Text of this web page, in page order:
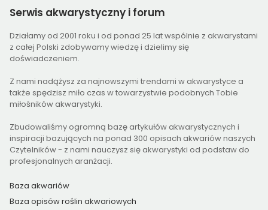
Serwis akwarystyczny i forum
Działamy od 2001 roku i od ponad 25 lat wspólnie z akwarystami
z całej Polski zdobywamy wiedzę i dzielimy się
doświadczeniem.
Z nami nadążysz za najnowszymi trendami w akwarystyce a
także spędzisz miło czas w towarzystwie podobnych Tobie
miłośników akwarystyki.
Zbudowaliśmy ogromną bazę artykułów akwarystycznych i
inspiracji bazujących na ponad 300 opisach akwariów naszych
Czytelników - z nami nauczysz się akwarystyki od podstaw do
profesjonalnych aranżacji.
Baza akwariów
Baza opisów roślin akwariowych